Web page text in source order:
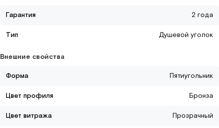
Гарантия 2 года
Тип Душевой уголок
Внешние свойства
Форма Пятиугольник
Цвет профиля Бронза
Цвет витража Прозрачный